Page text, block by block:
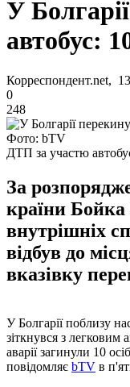
У
автобус:
Корреспондент.net,
0
248
Фото: bTV
ДТП за участю
За
країни Бойка
внутрішніх
відбув до
вказівку
У Болгарії поблизу
зіткнувся з легковим
аварії загинули 10
повідомляє bTV в